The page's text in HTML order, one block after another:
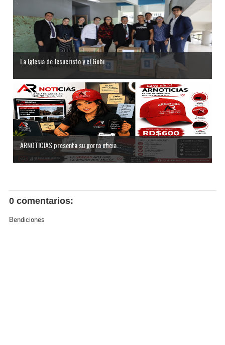
La Iglesia de Jesucristo y el Gobi...
ARNOTICIAS presenta su gorra oficia...
0 comentarios:
Bendiciones